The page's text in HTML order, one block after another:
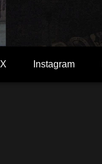
X Instagram